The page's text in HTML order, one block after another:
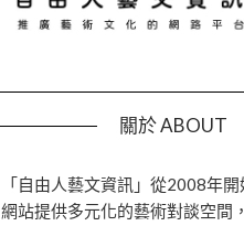
關於 ABOUT
「自由人藝文資訊」從2008年
網站提供多元化的藝術對談空間